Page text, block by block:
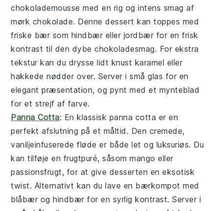
chokolademousse med en rig og intens smag af
mørk chokolade. Denne dessert kan toppes med
friske bær som hindbær eller jordbær for en frisk
kontrast til den dybe chokoladesmag. For ekstra
tekstur kan du drysse lidt knust karamel eller
hakkede nødder over. Server i små glas for en
elegant præsentation, og pynt med et mynteblad
for et strejf af farve.
Panna Cotta: En klassisk panna cotta er en
perfekt afslutning på et måltid. Den cremede,
vaniljeinfuserede fløde er både let og luksuriøs. Du
kan tilføje en frugtpuré, såsom mango eller
passionsfrugt, for at give desserten en eksotisk
twist. Alternativt kan du lave en bærkompot med
blåbær og hindbær for en syrlig kontrast. Server i